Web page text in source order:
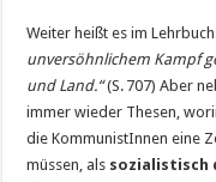
Weiter heißt es im
unversöhnlichem Kampf
und Land.“(S. 707) Aber
immer wieder Thesen,
die KommunistInnen eine
müssen, als